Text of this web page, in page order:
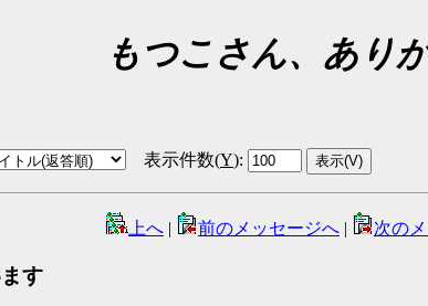
もつこさん、あり
表示件数(Y):
上へ | 前のメッセージへ | 次の
す